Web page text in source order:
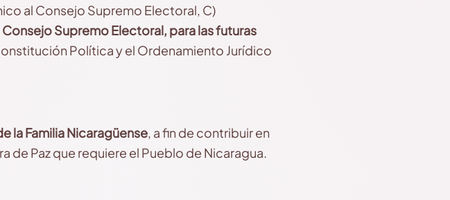
al Consejo Supremo Electoral, C)
Supremo Electoral, para las futuras
Política y el Ordenamiento Jurídico
la Familia Nicaragüense, a fin de contribuir en
de Paz que requiere el Pueblo de Nicaragua.